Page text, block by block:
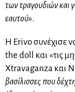
των τραγουδιών και
εαυτού».
Η Erivo συνέχισε
the doll και «τις
Xtravaganza και
βασίλισσες που